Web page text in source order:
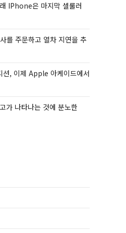
IPhone은 마지막 셀룰러
를 주문하고 열차 지연을 추
, 이제 Apple 아케이드에서
가 나타나는 것에 분노한